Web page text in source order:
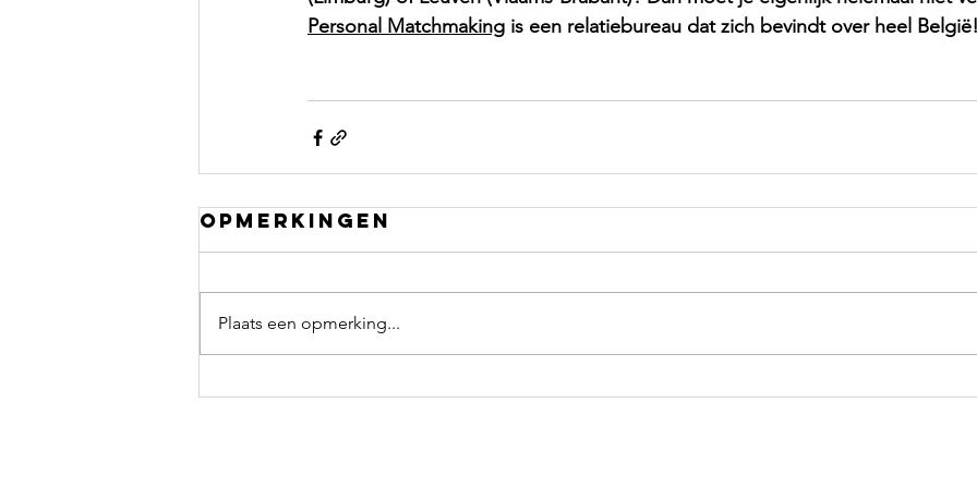
Personal Matchmaking is een relatiebureau dat zich bevindt over heel België!
Opmerkingen
Plaats een opmerking...